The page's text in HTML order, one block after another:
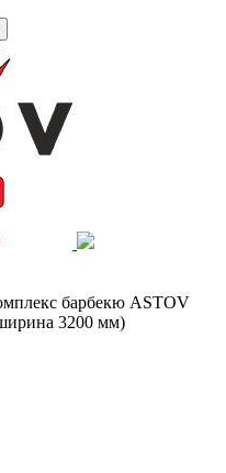
барбекю ASTOV
3200 мм)